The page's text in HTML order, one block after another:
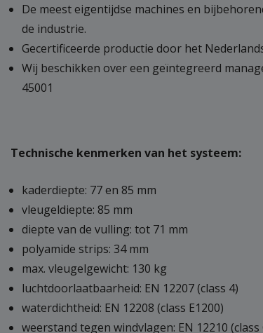
De meest eigentijdse machines en
de industrie.
Gecertificeerde productie door het
Wij beschikken over een geïntegreerd
45001
Technische kenmerken van het systeem:
kaderdiepte: 77 en 85 mm
vleugeldiepte: 85 mm
diepte van de vulling: tot 71 mm
polyamide strips: 34 mm
max. vleugelgewicht: 130 kg
luchtdoorlaatbaarheid: EN 12207 (class 4)
waterdichtheid: EN 12208 (class E1200)
weerstand tegen windvlagen: EN 12210 (class